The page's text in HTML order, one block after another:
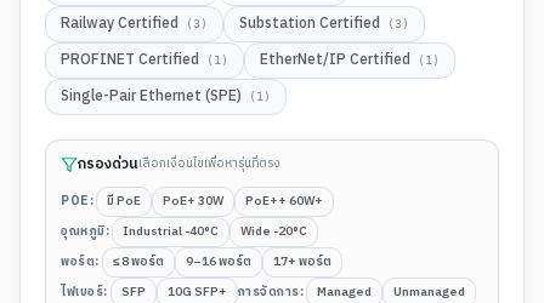
Railway Certified (3 ) Substation Certified (3 )
PROFINET Certified ( 1 ) EtherNet/IP Certified ( 1 )
Single-Pair Ethernet (SPE) ( 1 )
กรองด่วนเลือกเงื่อนไขเพื่อหารุ่นที่ตรง
POE: มี PoE PoE+ 30W
PoE++ 60W+
อุณหภูมิ: Industrial -40°C
Wide -20°C
พอร์ต: ≤ 8 พอร์ต 9–16 พอร์ต
17+ พอร์ต
ไฟเบอร์: SFP 10G SFP+ การจัดการ: Managed Unmanaged